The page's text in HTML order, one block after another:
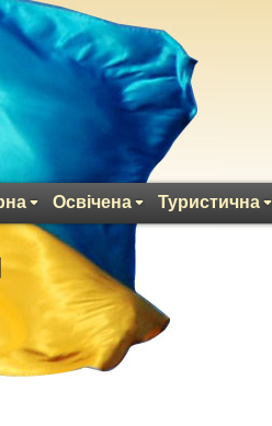
Освічена Туристична